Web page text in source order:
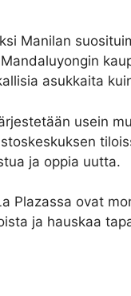
Manilan
asukkaita
usein
ja oppia uutta.
Plazassa ovat
ja hauskaa